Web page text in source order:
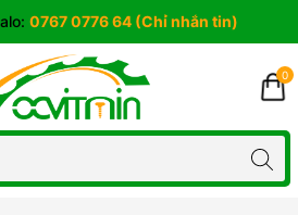
0767 0776 64 (Chỉ nhắn tin)
0